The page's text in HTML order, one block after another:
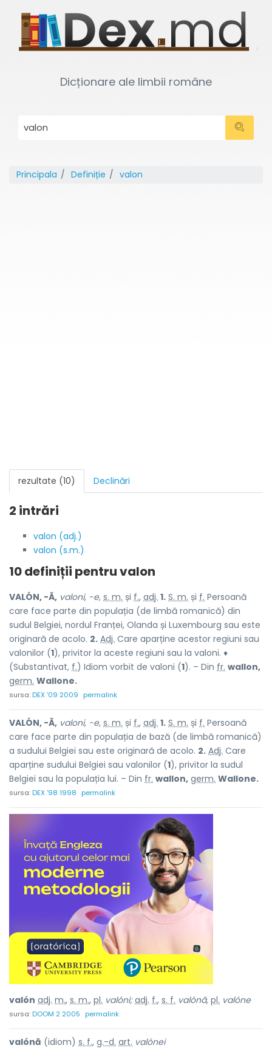
Dicționare ale limbii române
Principala Definiție valon
rezultate (10) Declinări
2 intrări
valon (adj.)
valon (s.m.)
10 definiții pentruvalon
VALÓN, -Ă, valoni, -e, s. m. și f., adj. 1. S. m. și f. Persoană
care face parte din populația (de limbă romanică) din
sudul Belgiei, nordul Franței, Olanda și Luxembourg sau este
originară de acolo. 2. Adj. Care aparține acestor regiuni sau
valonilor (1), privitor la aceste regiuni sau la valoni. ♦
(Substantivat, f.) Idiom vorbit de valoni (1). – Din fr. wallon,
germ. Wallone.
sursa:DEX '09 2009 permalink
VALÓN, -Ă, valoni, -e, s. m. și f., adj. 1. S. m. și f. Persoană
care face parte din populația de bază (de limbă romanică)
a sudului Belgiei sau este originară de acolo. 2. Adj. Care
aparține sudului Belgiei sau valonilor (1), privitor la sudul
Belgiei sau la populația lui. – Din fr. wallon, germ. Wallone.
sursa:DEX '98 1998 permalink
valón adj. m., s. m., pl. valóni; adj. f., s. f. valónă, pl. valóne
sursa:DOOM 2 2005 permalink
valónă (idiom) s. f., g.-d. art. valónei